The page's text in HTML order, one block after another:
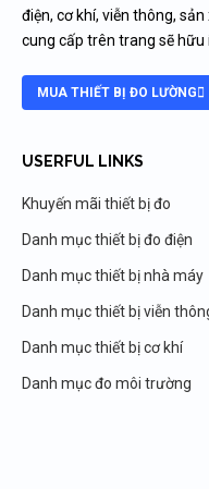
điện, cơ khí, viễn thông,
cung cấp trên trang sẽ hữu
MUA THIẾT BỊ ĐO LƯỜNG
USERFUL LINKS
Khuyến mãi thiết bị đo
Danh mục thiết bị đo điện
Danh mục thiết bị nhà máy
Danh mục thiết bị viễn
Danh mục thiết bị cơ khí
Danh mục đo môi trường